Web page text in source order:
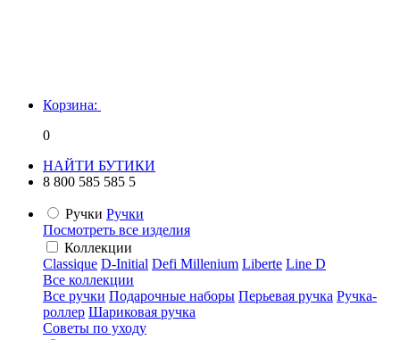
Корзина:
0
НАЙТИ БУТИКИ
8 800 585 585 5
Ручки Ручки
Посмотреть все изделия
Коллекции
Classique D-Initial Defi Millenium Liberte Line D
Все коллекции
Все ручки Подарочные наборы Перьевая ручка Ручка-
роллер Шариковая ручка
Советы по уходу